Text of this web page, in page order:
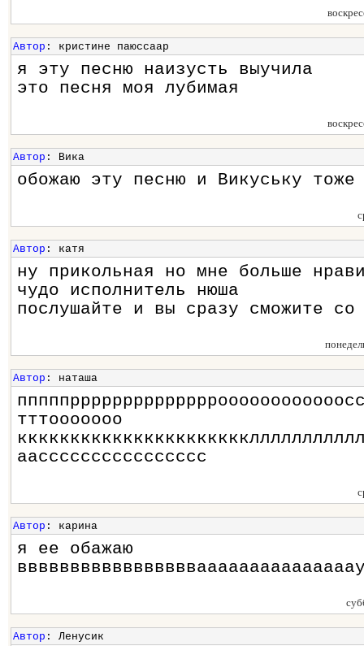
Автор : кристине паюссаар
я эту песню наизусть выучила
это песня моя лубимая
Автор : Вика
обожаю эту песню и Викуську тоже
Автор : катя
ну прикольная но мне больше
чудо исполнитель нюша
послушайте и вы сразу сможите со
Автор : наташа
тттооооооо
аасссссссссссссссс
Автор : карина
я ее обажаю
Автор : Ленусик